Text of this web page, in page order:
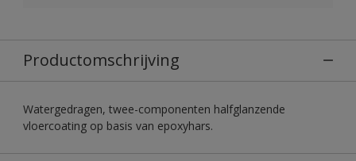
Productomschrijving
Watergedragen, twee-componenten halfglanzende
vloercoating op basis van epoxyhars.